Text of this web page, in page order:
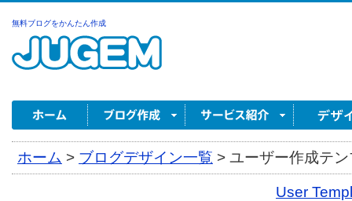
無料ブログをかんたん作成
ホーム > ブログデザイン一覧 > ユーザー作成テ
User